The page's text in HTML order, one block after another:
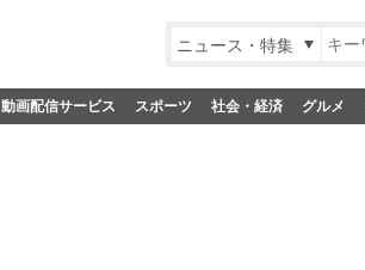
ニュース・特集
動画配信サービス スポーツ 社会・経済 グルメ